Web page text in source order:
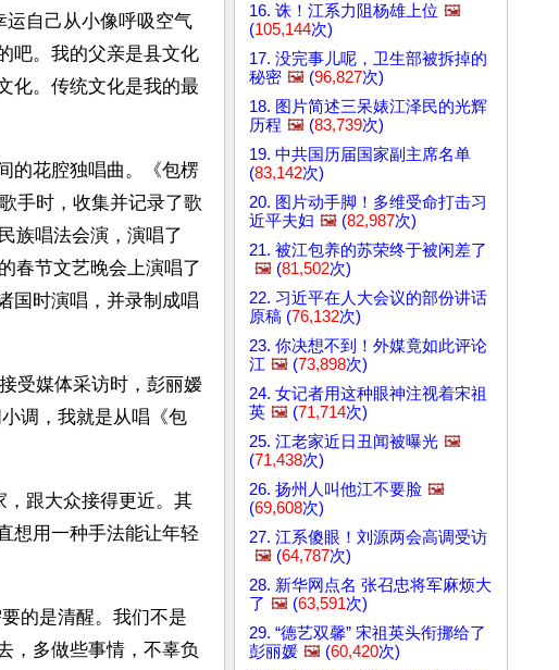
运自己从小像呼吸空气
吧。我的父亲是县文化
化。传统文化是我的最
的花腔独唱曲。《包楞
手时，收集并记录了歌
族唱法会演，演唱了
春节文艺晚会上演唱了
国时演唱，并录制成唱
受媒体采访时，彭丽嫒
调，我就是从唱《包
，跟大众接得更近。其
想用一种手法能让年轻
的是清醒。我们不是
，多做些事情，不辜负
16. 诛！江系力阻杨雄上位 🖼️
(105,144次)
17. 没完事儿呢，卫生部被拆掉的
秘密 🖼️ (96,827次)
18. 图片简述三呆婊江泽民的光辉
历程 🖼️ (83,739次)
19. 中共国历届国家副主席名单
(83,142次)
20. 图片动手脚！多维受命打击习
近平夫妇 🖼️ (82,987次)
21. 被江包养的苏荣终于被闲差了
🖼️ (81,502次)
22. 习近平在人大会议的部份讲话
原稿 (76,132次)
23. 你决想不到！外媒竟如此评论
江 🖼️ (73,898次)
24. 女记者用这种眼神注视着宋祖
英 🖼️ (71,714次)
25. 江老家近日丑闻被曝光 🖼️
(71,438次)
26. 扬州人叫他江不要脸 🖼️
(69,608次)
27. 江系傻眼！刘源两会高调受访
🖼️ (64,787次)
28. 新华网点名 张召忠将军麻烦大
了 🖼️ (63,591次)
29. “德艺双馨” 宋祖英头衔挪给了
彭丽媛 🖼️ (60,420次)